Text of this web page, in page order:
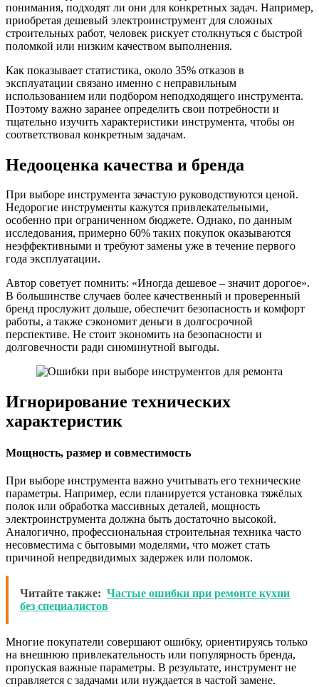
понимания, подходят ли они для конкретных задач. Например,
приобретая дешевый электроинструмент для сложных
строительных работ, человек рискует столкнуться с быстрой
поломкой или низким качеством выполнения.
Как показывает статистика, около 35% отказов в
эксплуатации связано именно с неправильным
использованием или подбором неподходящего инструмента.
Поэтому важно заранее определить свои потребности и
тщательно изучить характеристики инструмента, чтобы он
соответствовал конкретным задачам.
Недооценка качества и бренда
При выборе инструмента зачастую руководствуются ценой.
Недорогие инструменты кажутся привлекательными,
особенно при ограниченном бюджете. Однако, по данным
исследования, примерно 60% таких покупок оказываются
неэффективными и требуют замены уже в течение первого
года эксплуатации.
Автор советует помнить: «Иногда дешевое – значит дорогое».
В большинстве случаев более качественный и проверенный
бренд прослужит дольше, обеспечит безопасность и комфорт
работы, а также сэкономит деньги в долгосрочной
перспективе. Не стоит экономить на безопасности и
долговечности ради сиюминутной выгоды.
Игнорирование технических
характеристик
Мощность, размер и совместимость
При выборе инструмента важно учитывать его технические
параметры. Например, если планируется установка тяжёлых
полок или обработка массивных деталей, мощность
электроинструмента должна быть достаточно высокой.
Аналогично, профессиональная строительная техника часто
несовместима с бытовыми моделями, что может стать
причиной непредвидимых задержек или поломок.
Читайте также: Частые ошибки при ремонте кухни
без специалистов
Многие покупатели совершают ошибку, ориентируясь только
на внешнюю привлекательность или популярность бренда,
пропуская важные параметры. В результате, инструмент не
справляется с задачами или нуждается в частой замене.